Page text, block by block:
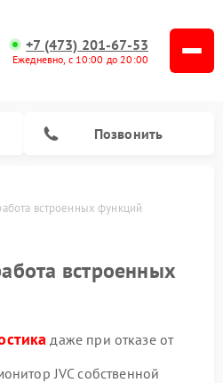
+7 (473) 201-67-53
Ежедневно, с 10:00 до 20:00
Позвонить
встроенных функций
встроенных
даже при отказе от
JVC собственной